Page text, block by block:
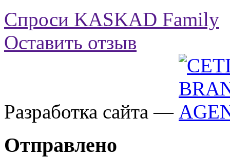
Спроси KASKAD Family
Оставить отзыв
Разработка сайта —
Отправлено